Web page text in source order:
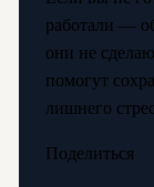
работали —
они не
помогут
лишнего
Поделиться